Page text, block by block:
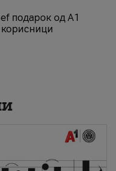
подарок од А1
корисници